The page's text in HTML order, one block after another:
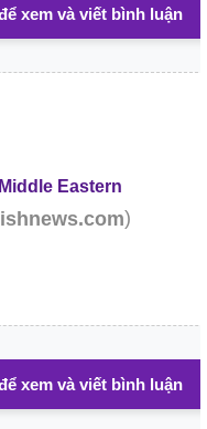
xem và viết bình luận
Eastern
)
xem và viết bình luận